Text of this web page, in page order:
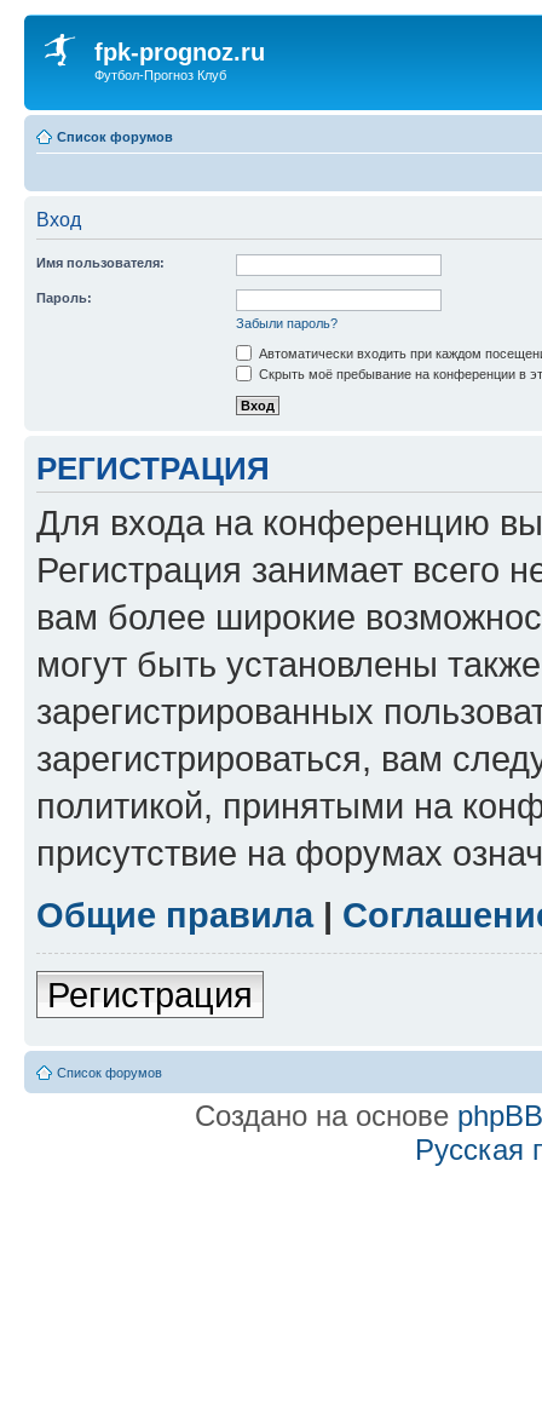
fpk-prognoz.ru
Футбол-Прогноз Клуб
Список форумов
Вход
Имя пользователя:
Пароль:
Забыли пароль?
Автоматически входить при каждом
Скрыть моё пребывание на конференции в
РЕГИСТРАЦИЯ
Для входа на конференцию
Регистрация занимает всего
вам более широкие
могут быть установлены
зарегистрированных
зарегистрироваться, вам
политикой, принятыми на
присутствие на форумах
Общие правила|
Регистрация
Список форумов
Создано на основе phpBB
Русская